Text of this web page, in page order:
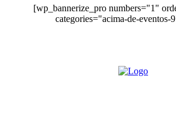
[wp_bannerize_pro numbers="1"
categories="acima-de-eventos-